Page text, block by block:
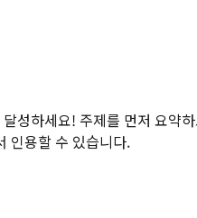
성하세요! 주제를 먼저 요약
인용할 수 있습니다.